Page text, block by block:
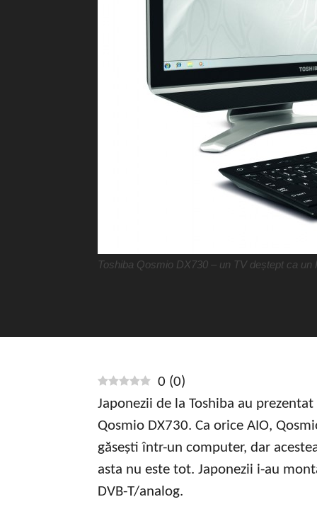
Toshiba Qosmio DX730 – un TV deștept ca un
0 (0)
Japonezii de la Toshiba au
Qosmio DX730. Ca orice AIO,
găsești într-un computer, dar
asta nu este tot. Japonezii i-au
DVB-T/analog.